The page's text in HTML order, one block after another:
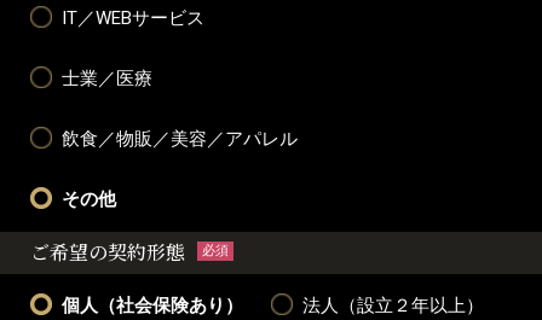
IT／WEBサービス
士業／医療
飲食／物販／美容／アパレル
その他
ご希望の契約形態 必須
個人（社会保険あり） 法人（設立２年以上）